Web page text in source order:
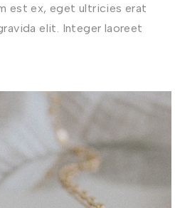
est ex, eget ultricies erat
elit. Integer laoreet